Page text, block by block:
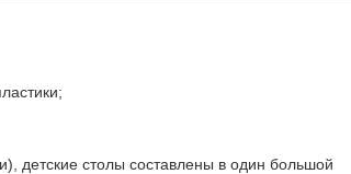
детские столы составлены в один большой